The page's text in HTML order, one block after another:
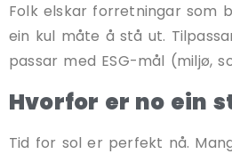
Folk elskar forretningar som
ein kul måte å stå ut.
passar med ESG-mål (miljø,
Hvorfor er no ein
Tid for sol er perfekt nå.